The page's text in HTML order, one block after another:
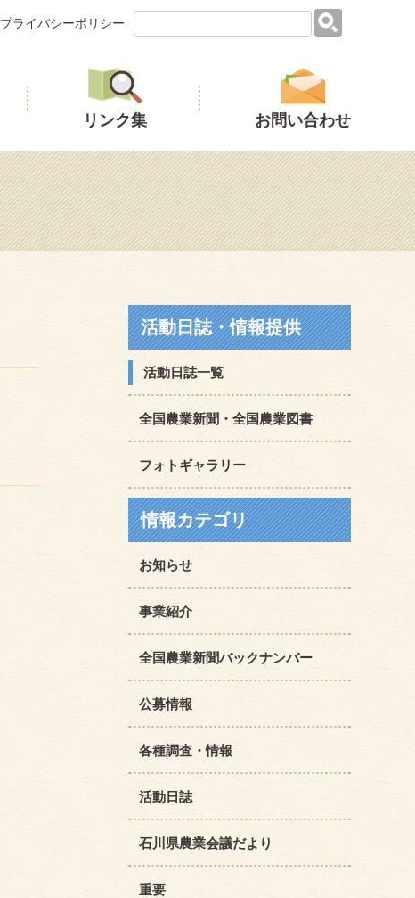
プライバシーポリシー
リンク集 お問い合わせ
活動日誌・情報提供
活動日誌一覧
全国農業新聞・全国農業図書
フォトギャラリー
情報カテゴリ
お知らせ
事業紹介
全国農業新聞バックナンバー
公募情報
各種調査・情報
活動日誌
石川県農業会議だより
重要